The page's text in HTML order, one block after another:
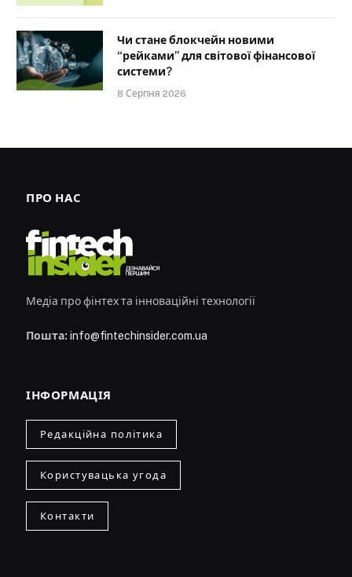
Чи стане блокчейн новими
“рейками” для світової фінансової
системи?
8 Серпня 2026
ПРО НАС
Медіа про фінтех та інноваційні технології
Пошта: info@fintechinsider.com.ua
ІНФОРМАЦІЯ
Редакційна політика
Користувацька угода
Контакти